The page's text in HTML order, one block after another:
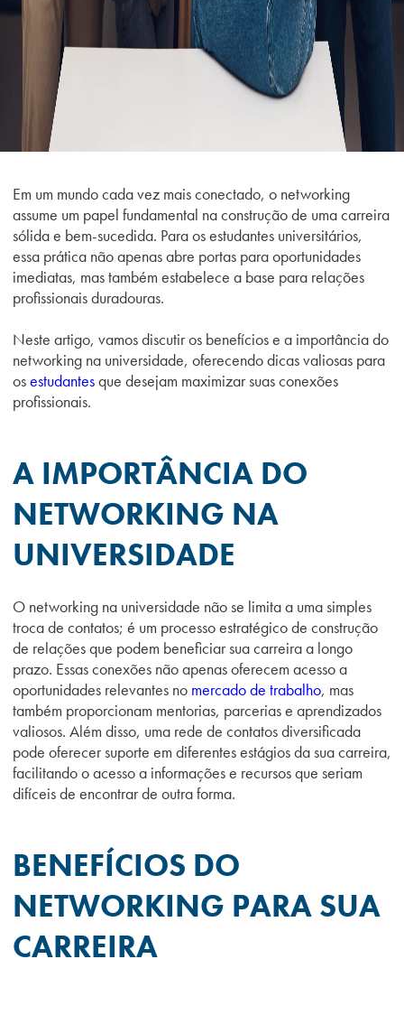
Em um mundo cada vez mais conectado, o networking
assume um papel fundamental na construção de uma carreira
sólida e bem-sucedida. Para os estudantes universitários,
essa prática não apenas abre portas para oportunidades
imediatas, mas também estabelece a base para relações
profissionais duradouras.
Neste artigo, vamos discutir os benefícios e a importância do
networking na universidade, oferecendo dicas valiosas para
osestudantesque desejam maximizar suas conexões
profissionais.
A IMPORTÂNCIA DO
NETWORKING NA
UNIVERSIDADE
O networking na universidade não se limita a uma simples
troca de contatos; é um processo estratégico de construção
de relações que podem beneficiar sua carreira a longo
prazo. Essas conexões não apenas oferecem acesso a
oportunidades relevantes no mercado de trabalho, mas
também proporcionam mentorias, parcerias e aprendizados
valiosos. Além disso, uma rede de contatos diversificada
pode oferecer suporte em diferentes estágios da sua carreira,
facilitando o acesso a informações e recursos que seriam
difíceis de encontrar de outra forma.
BENEFÍCIOS DO
NETWORKING PARA SUA
CARREIRA